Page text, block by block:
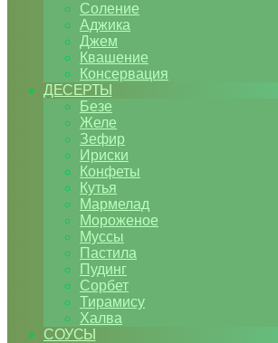
Соление
Аджика
Джем
Квашение
Консервация
ДЕСЕРТЫ
Безе
Желе
Зефир
Ириски
Конфеты
Кутья
Мармелад
Мороженое
Муссы
Пастила
Пудинг
Сорбет
Тирамису
Халва
СОУСЫ